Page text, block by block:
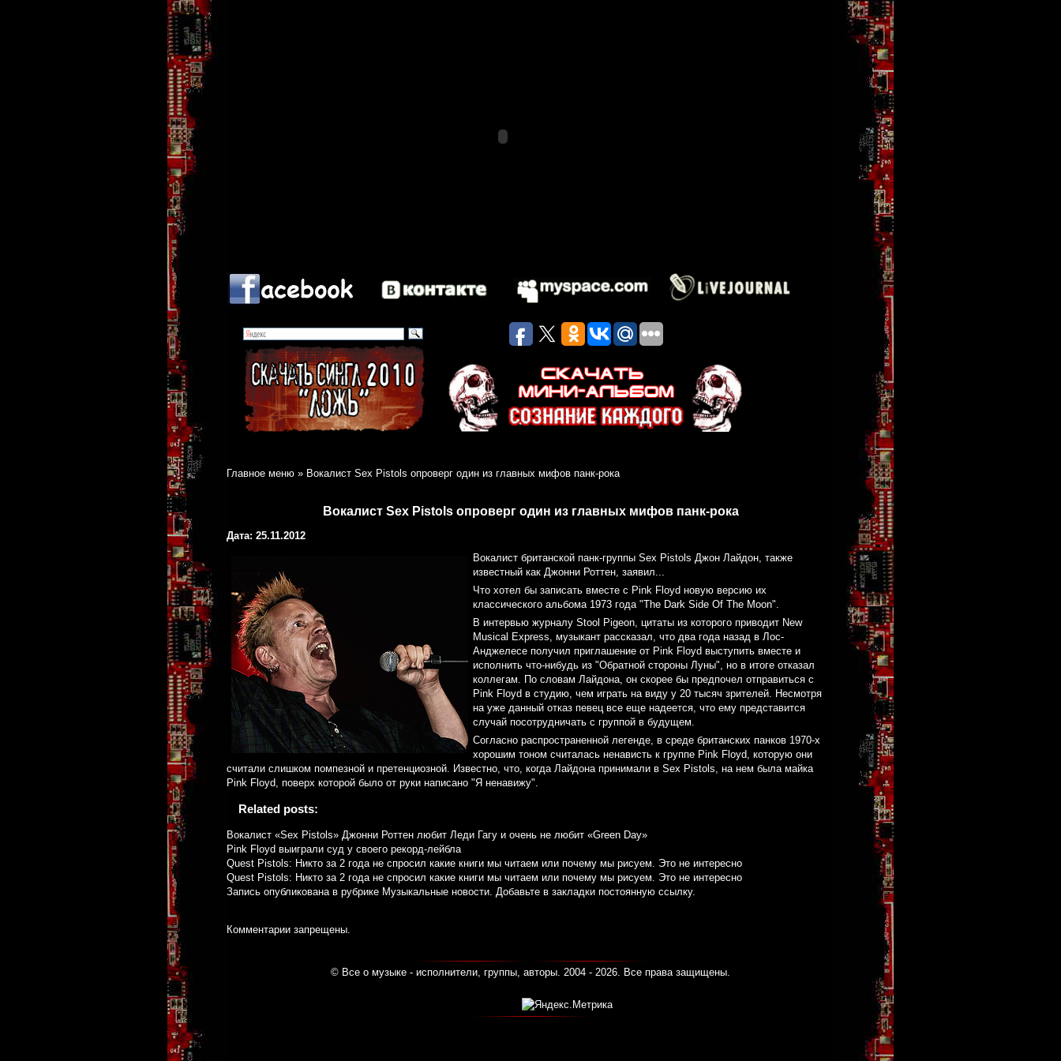
Главное меню » Вокалист Sex Pistols опроверг один из главных мифов панк-рока
Вокалист Sex Pistols опроверг один из главных мифов панк-рока
Дата: 25.11.2012
Вокалист британской панк-группы Sex Pistols Джон Лайдон, также
известный как Джонни Роттен, заявил...
Что хотел бы записать вместе с Pink Floyd новую версию их
классического альбома 1973 года "The Dark Side Of The Moon".
В интервью журналу Stool Pigeon, цитаты из которого приводит New
Musical Express, музыкант рассказал, что два года назад в Лос-
Анджелесе получил приглашение от Pink Floyd выступить вместе и
исполнить что-нибудь из "Обратной стороны Луны", но в итоге отказал
коллегам. По словам Лайдона, он скорее бы предпочел отправиться с
Pink Floyd в студию, чем играть на виду у 20 тысяч зрителей. Несмотря
на уже данный отказ певец все еще надеется, что ему представится
случай посотрудничать с группой в будущем.
Согласно распространенной легенде, в среде британских панков 1970-х
хорошим тоном считалась ненависть к группе Pink Floyd, которую они
считали слишком помпезной и претенциозной. Известно, что, когда Лайдона принимали в Sex Pistols, на нем была майка
Pink Floyd, поверх которой было от руки написано "Я ненавижу".
Related posts:
Вокалист «Sex Pistols» Джонни Роттен любит Леди Гагу и очень не любит «Green Day»
Pink Floyd выиграли суд у своего рекорд-лейбла
Quest Pistols: Никто за 2 года не спросил какие книги мы читаем или почему мы рисуем. Это не интересно
Quest Pistols: Никто за 2 года не спросил какие книги мы читаем или почему мы рисуем. Это не интересно
Запись опубликована в рубрике Музыкальные новости. Добавьте в закладки постоянную ссылку.
Комментарии запрещены.
© Все о музыке - исполнители, группы, авторы. 2004 - 2026. Все права защищены.